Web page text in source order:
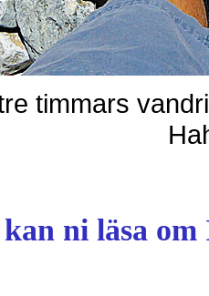
timmars
ni läsa